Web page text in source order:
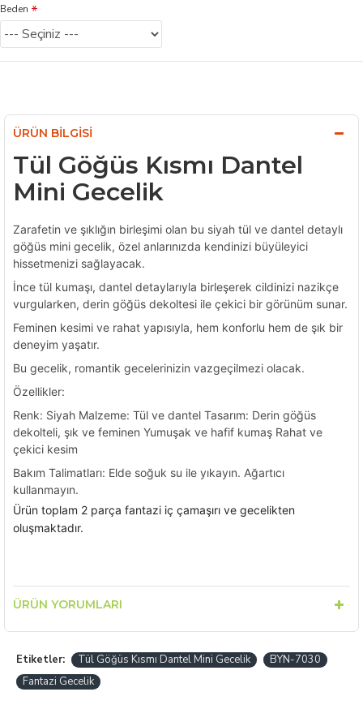
Beden
ÜRÜN BILGISI
Tül Göğüs Kısmı Dantel
Mini Gecelik
Zarafetin ve şıklığın birleşimi olan bu siyah tül ve dantel detaylı
göğüs mini gecelik, özel anlarınızda kendinizi büyüleyici
hissetmenizi sağlayacak.
İnce tül kumaşı, dantel detaylarıyla birleşerek cildinizi nazikçe
vurgularken, derin göğüs dekoltesi ile çekici bir görünüm sunar.
Feminen kesimi ve rahat yapısıyla, hem konforlu hem de şık bir
deneyim yaşatır.
Bu gecelik, romantik gecelerinizin vazgeçilmezi olacak.
Özellikler:
Renk: Siyah Malzeme: Tül ve dantel Tasarım: Derin göğüs
dekolteli, şık ve feminen Yumuşak ve hafif kumaş Rahat ve
çekici kesim
Bakım Talimatları: Elde soğuk su ile yıkayın. Ağartıcı
kullanmayın.
Ürün toplam 2 parça fantazi iç çamaşırı ve gecelikten
oluşmaktadır.
ÜRÜN YORUMLARI
Etiketler: Tül Göğüs Kısmı Dantel Mini Gecelik
BYN-7030
Fantazi Gecelik